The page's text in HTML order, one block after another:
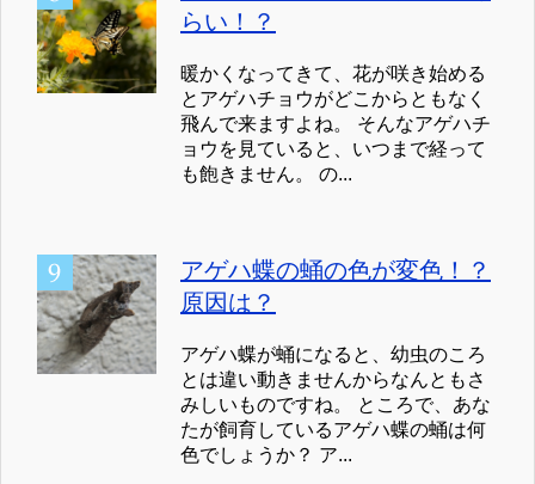
らい！？
暖かくなってきて、花が咲き始める
とアゲハチョウがどこからともなく
飛んで来ますよね。 そんなアゲハチ
ョウを見ていると、いつまで経って
も飽きません。 の...
アゲハ蝶の蛹の色が変色！？
原因は？
アゲハ蝶が蛹になると、幼虫のころ
とは違い動きませんからなんともさ
みしいものですね。 ところで、あな
たが飼育しているアゲハ蝶の蛹は何
色でしょうか？ ア...